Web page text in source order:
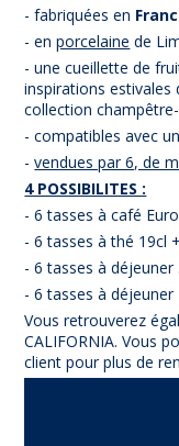
- fabriquées en
- enporcelaine de
- une cueillette de
inspirations estivales
collection
- compatibles avec
-vendues par 6, de
4 POSSIBILITES :
- 6 tasses à café
- 6 tasses à thé 19cl
- 6 tasses à
- 6 tasses à
Vous retrouverez
CALIFORNIA. Vous
client pour plus de